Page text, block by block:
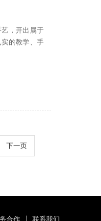
，开出属于
的教学、手
下一页
合作 联系我们